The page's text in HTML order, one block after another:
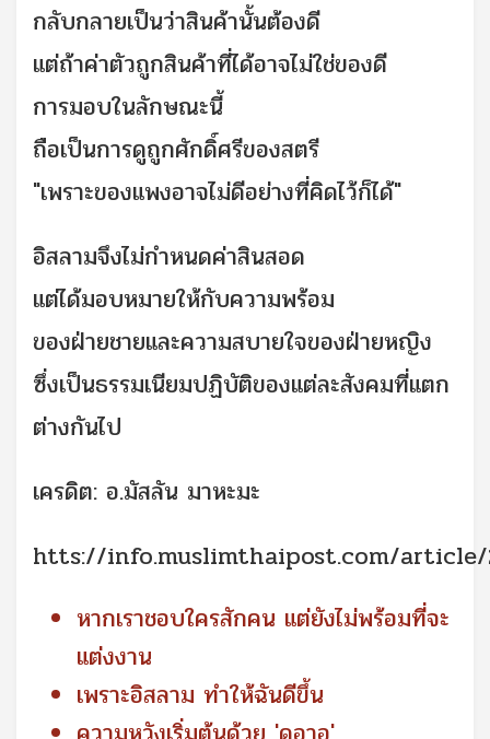
กลับกลายเป็นว่าสินค้านั้นต้องดี
แต่ถ้าค่าตัวถูกสินค้าที่ได้อาจไม่ใช่ของดี
การมอบในลักษณะนี้
ถือเป็นการดูถูกศักดิ์ศรีของสตรี
"เพราะของแพงอาจไม่ดีอย่างที่คิดไว้ก็ได้"
อิสลามจึงไม่กำหนดค่าสินสอด
แต่ได้มอบหมายให้กับความพร้อม
ของฝ่ายชายและความสบายใจของฝ่ายหญิง
ซึ่งเป็นธรรมเนียมปฏิบัติของแต่ละสังคมที่แตก
ต่างกันไป
เครดิต: อ.มัสลัน มาหะมะ
htts://info.muslimthaipost.com/
หากเราชอบใครสักคน แต่ยังไม่พร้อมที่จะ
แต่งงาน
เพราะอิสลาม ทำให้ฉันดีขึ้น